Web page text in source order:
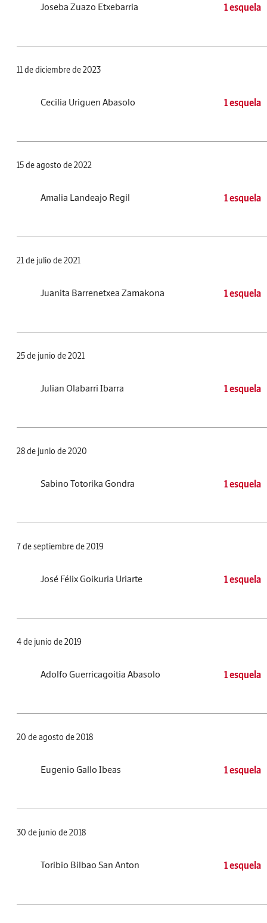
Joseba Zuazo Etxebarria 1 esquela
11 de diciembre de 2023
Cecilia Uriguen Abasolo 1 esquela
15 de agosto de 2022
Amalia Landeajo Regil 1 esquela
21 de julio de 2021
Juanita Barrenetxea Zamakona 1 esquela
25 de junio de 2021
Julian Olabarri Ibarra 1 esquela
28 de junio de 2020
Sabino Totorika Gondra 1 esquela
7 de septiembre de 2019
José Félix Goikuria Uriarte 1 esquela
4 de junio de 2019
Adolfo Guerricagoitia Abasolo 1 esquela
20 de agosto de 2018
Eugenio Gallo Ibeas 1 esquela
30 de junio de 2018
Toribio Bilbao San Anton 1 esquela